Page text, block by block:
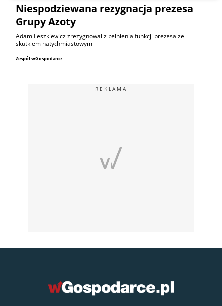
Niespodziewana rezygnacja prezesa
Grupy Azoty
Adam Leszkiewicz zrezygnował z pełnienia funkcji prezesa ze
skutkiem natychmiastowym
Zespół wGospodarce
REKLAMA